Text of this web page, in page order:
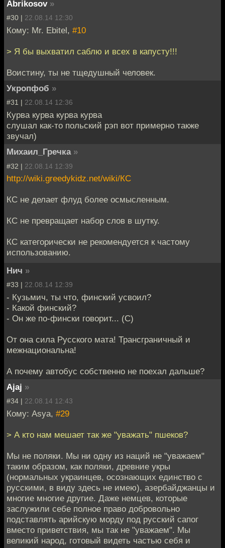
Abrikosov »
#30 | 22.08.14 12:30
Кому: Mr. Ebitel, #10
> Я бы выхватил саблю и всех в капусту!!!
Воистину, ты не тщедушный человек.
Укропфоб »
#31 | 22.08.14 12:36
Курва курва курва курва
слушал как-то польский рэп вот примерно также
звучал)
Михаил_Гречка »
#32 | 22.08.14 12:39
http://wiki.greedykidz.net/wiki/КС
КС не делает флуд более осмысленным.
КС не превращает набор слов в шутку.
КС категорически не рекомендуется к частому
использованию.
Нич »
#33 | 22.08.14 12:39
- Кузьмич, ты что, финский усвоил?
- Какой финский?
- Он же по-фински говорит... (С)
От она сила Русского мата! Трансграничный и
межнациональна!
А почему автобус собственно не поехал дальше?
Ajaj »
#34 | 22.08.14 12:43
Кому: Asya, #29
> А кто нам мешает так же "уважать" пшеков?
Мы не поляки. Мы ни одну из наций не "уважаем"
таким образом, как поляки, древние укры
(нормальных украинцев, осознающих единство с
русскими, в виду здесь не имею), азербайджанцы и
многие многие другие. Даже немцев, которые
заслужили себе полное право добровольно
подставлять арийскую морду под русский сапог
вместо приветствия, мы так не "уважаем". Мы
великий народ, готовый видеть частью себя и